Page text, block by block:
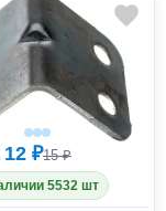
12 ₽15 ₽
5532 шт